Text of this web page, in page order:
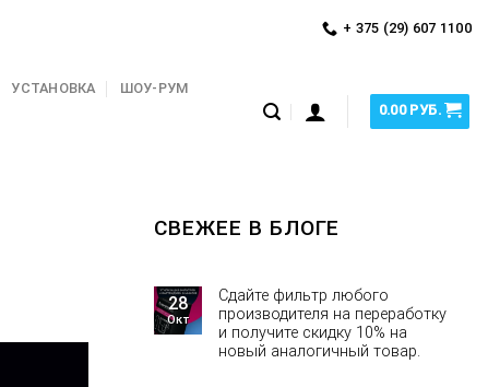
+ 375 (29) 607 1100
УСТАНОВКА ШОУ-РУМ
0.00РУБ.
СВЕЖЕЕ В БЛОГЕ
28
Окт
Сдайте фильтр любого
производителя на переработку
и получите скидку 10% на
новый аналогичный товар.